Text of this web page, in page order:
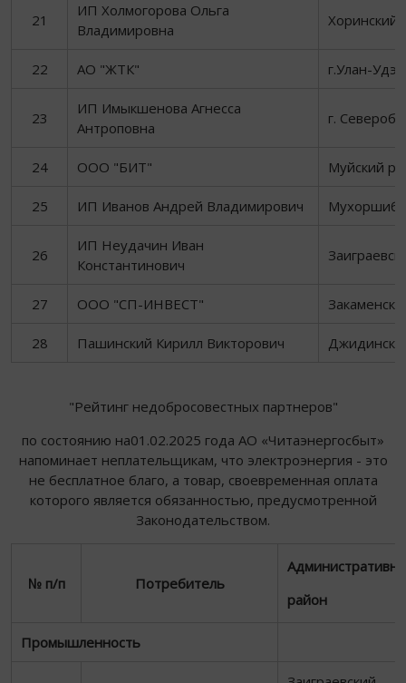
21
ИП Холмогорова Ольга
Владимировна
Хоринский
22 АО "ЖТК" г.Улан-Удэ
23
ИП Имыкшенова Агнесса
Антроповна
г.
24 ООО "БИТ" Муйский
25 ИП Иванов Андрей Владимирович
26
ИП Неудачин Иван
Константинович
27 ООО "СП-ИНВЕСТ"
28 Пашинский Кирилл Викторович
"Рейтинг недобросовестных партнеров"
по состоянию на01.02.2025 года АО «Читаэнергосбыт»
напоминает неплательщикам, что электроэнергия - это
не бесплатное благо, а товар, своевременная оплата
которого является обязанностью, предусмотренной
Законодательством.
№ п/п Потребитель
район
Промышленность